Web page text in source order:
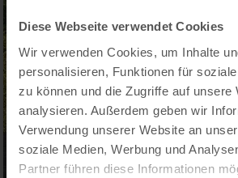
Diese Webseite verwendet Cookies
Wir verwenden Cookies, um Inhalte
personalisieren, Funktionen für
zu können und die Zugriffe auf unsere
analysieren. Außerdem geben wir
Verwendung unserer Website an
soziale Medien, Werbung und
Partner führen diese Informationen